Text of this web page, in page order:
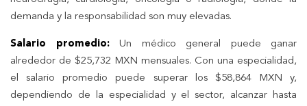
demanda y la responsabilidad son muy elevadas.
Salario promedio:Un médico general puede ganar
alrededor de $25,732 MXN mensuales. Con una especialidad,
el salario promedio puede superar los $58,864 MXN y,
dependiendo de la especialidad y el sector, alcanzar hasta